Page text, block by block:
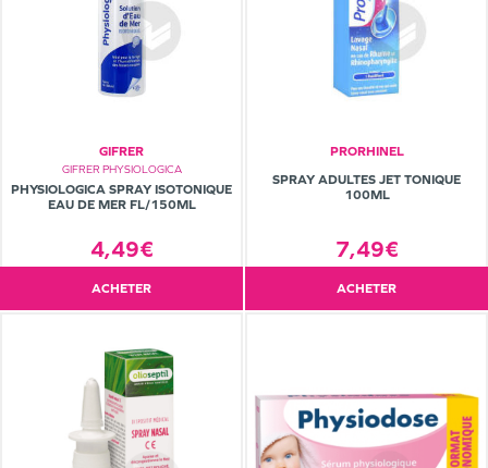
GIFRER
GIFRER PHYSIOLOGICA
PHYSIOLOGICA SPRAY ISOTONIQUE
EAU DE MER FL/150ML
4,49€
ACHETER
PRORHINEL
SPRAY ADULTES JET TONIQUE
100ML
7,49€
ACHETER